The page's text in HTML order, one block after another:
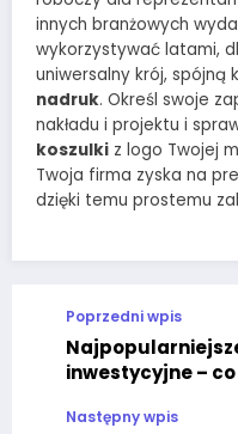
innych branżowych
wykorzystywać latami,
uniwersalny krój, spójną
nadruk. Określ swoje
nakładu i projektu i
koszulki z logo Twojej
Twoja firma zyska na
dzięki temu prostemu
Poprzedni wpis
inwestycyjne –
Następny wpis